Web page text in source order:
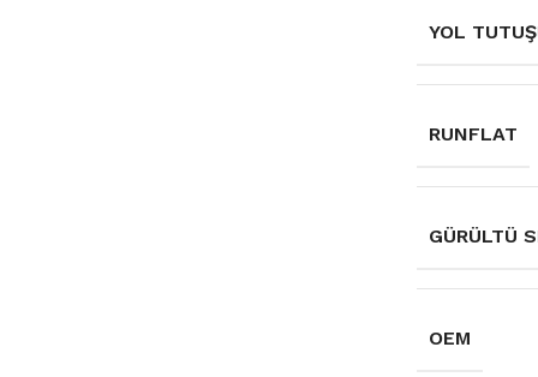
YOL
RUNFLAT
GÜRÜLTÜ
OEM